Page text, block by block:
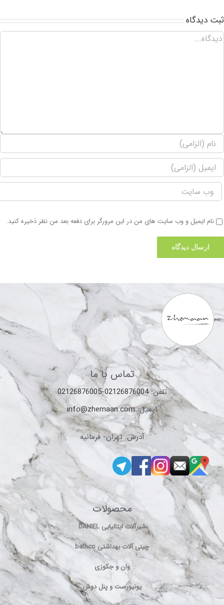
ديدگاه
نام ایمیل و وب سایت های من در این مرورگر برای دفعه بعد من نظر ذخیره کنید.
تماس با ما
تلفن:02126876004-02126876005
ایمیل:info@zhemaan.com
آدرس: تهران- فرمانیه
محصولات
شیرآلات ایتالیایی DANIEL
چینی آلات بهداشتی bathco
وان و جکوزی
یونیورست و پنل دوش